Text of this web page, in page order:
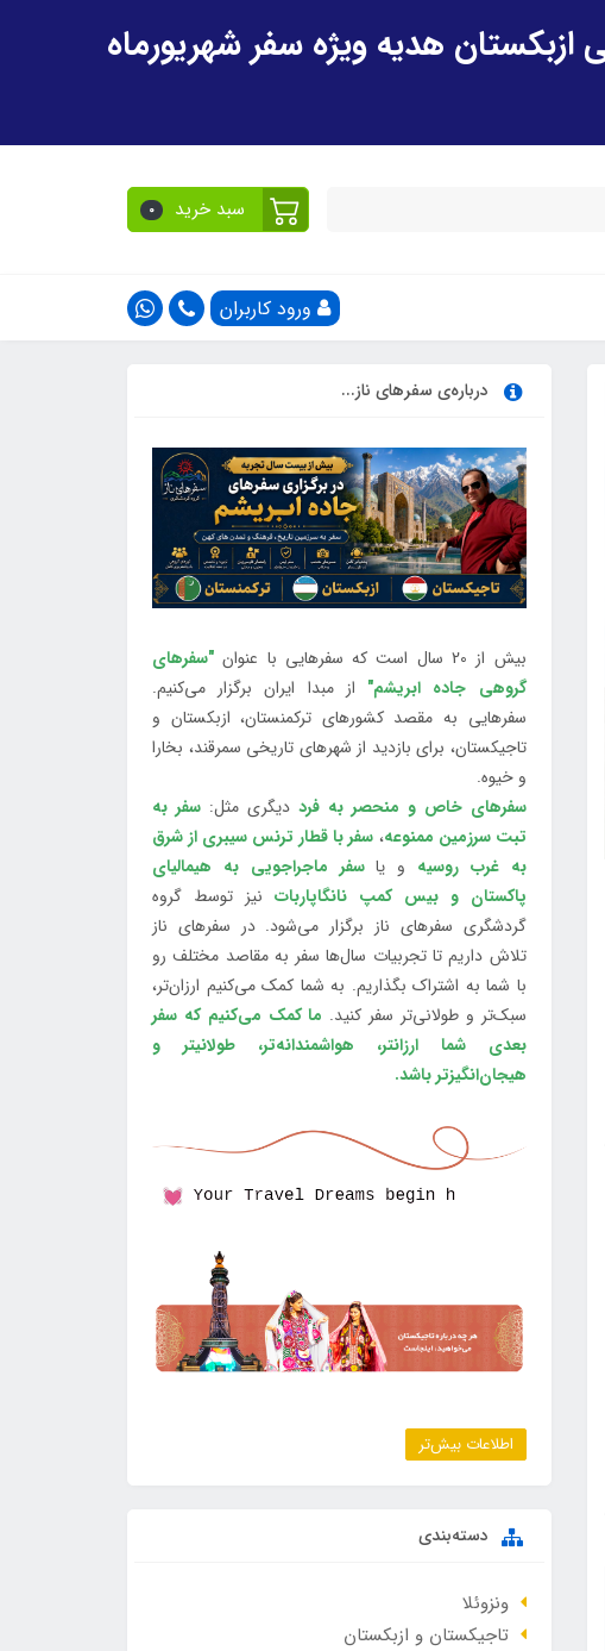
سبد خرید 0
ورود کاربران
درباره‌ی سفرهای ناز...
بیش از 20 سال است که سفرهایی با عنوان
"سفرهای
گروهی جاده ابریشم" از مبدا ایران برگزار می‌کنیم.
سفرهایی به مقصد کشورهای ترکمنستان، ازبکستان و
تاجیکستان، برای بازدید از شهرهای تاریخی سمرقند، بخارا
و خیوه.
سفرهای خاص و منحصر به فرددیگری مثل:سفر به
تبت سرزمین ممنوعه، سفر با قطار ترنس سیبری از شرق
به غرب روسیه و یاسفر ماجراجویی به هیمالیای
پاکستان و بیس کمپ نانگاپاربات نیز توسط گروه
گردشگری سفرهای ناز برگزار می‌شود. در سفرهای ناز
تلاش داریم تا تجربیات سال‌ها سفر به مقاصد مختلف رو
با شما به اشتراک بگذاریم. به شما کمک می‌کنیم ارزان‌تر،
سبک‌تر و طولانی‌تر سفر کنید. ما کمک می‌کنیم که سفر
بعدی شما ارزانتر، هواشمندانه‌تر، طولانی‎تر و
هیجان‌انگیزتر باشد.
اطلاعات بیش‌تر
دسته‌بندی
ونزوئلا
تاجیکستان و ازبکستان